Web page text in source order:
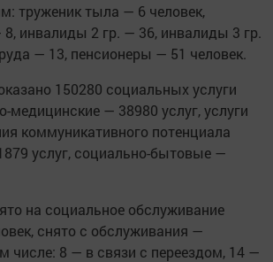
труженик тыла — 6 человек,
инвалиды 2 гр. — 36, инвалиды 3 гр.
— 13, пенсионеры — 51 человек.
150280 социальных услуги
медицинские — 38980 услуг, услуги
коммуникативного потенциала
услуг, социально-бытовые —
на социальное обслуживание
снято с обслуживания —
числе: 8 — в связи с переездом, 14 —